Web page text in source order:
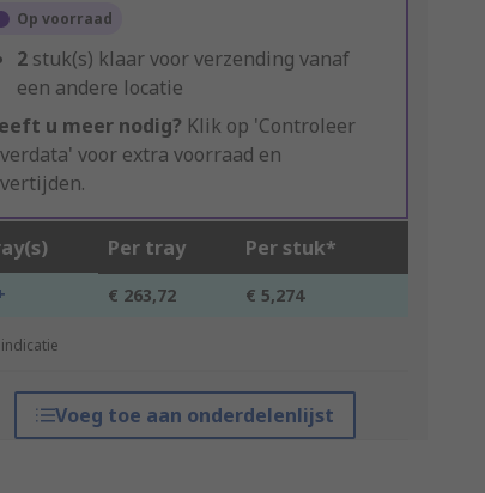
Op voorraad
2 stuk(s) klaar voor verzending vanaf
een andere locatie
u meer nodig? Klik op 'Controleer
voor extra voorraad en
Per tray Per stuk*
€ 263,72 € 5,274
Voeg toe aan onderdelenlijst